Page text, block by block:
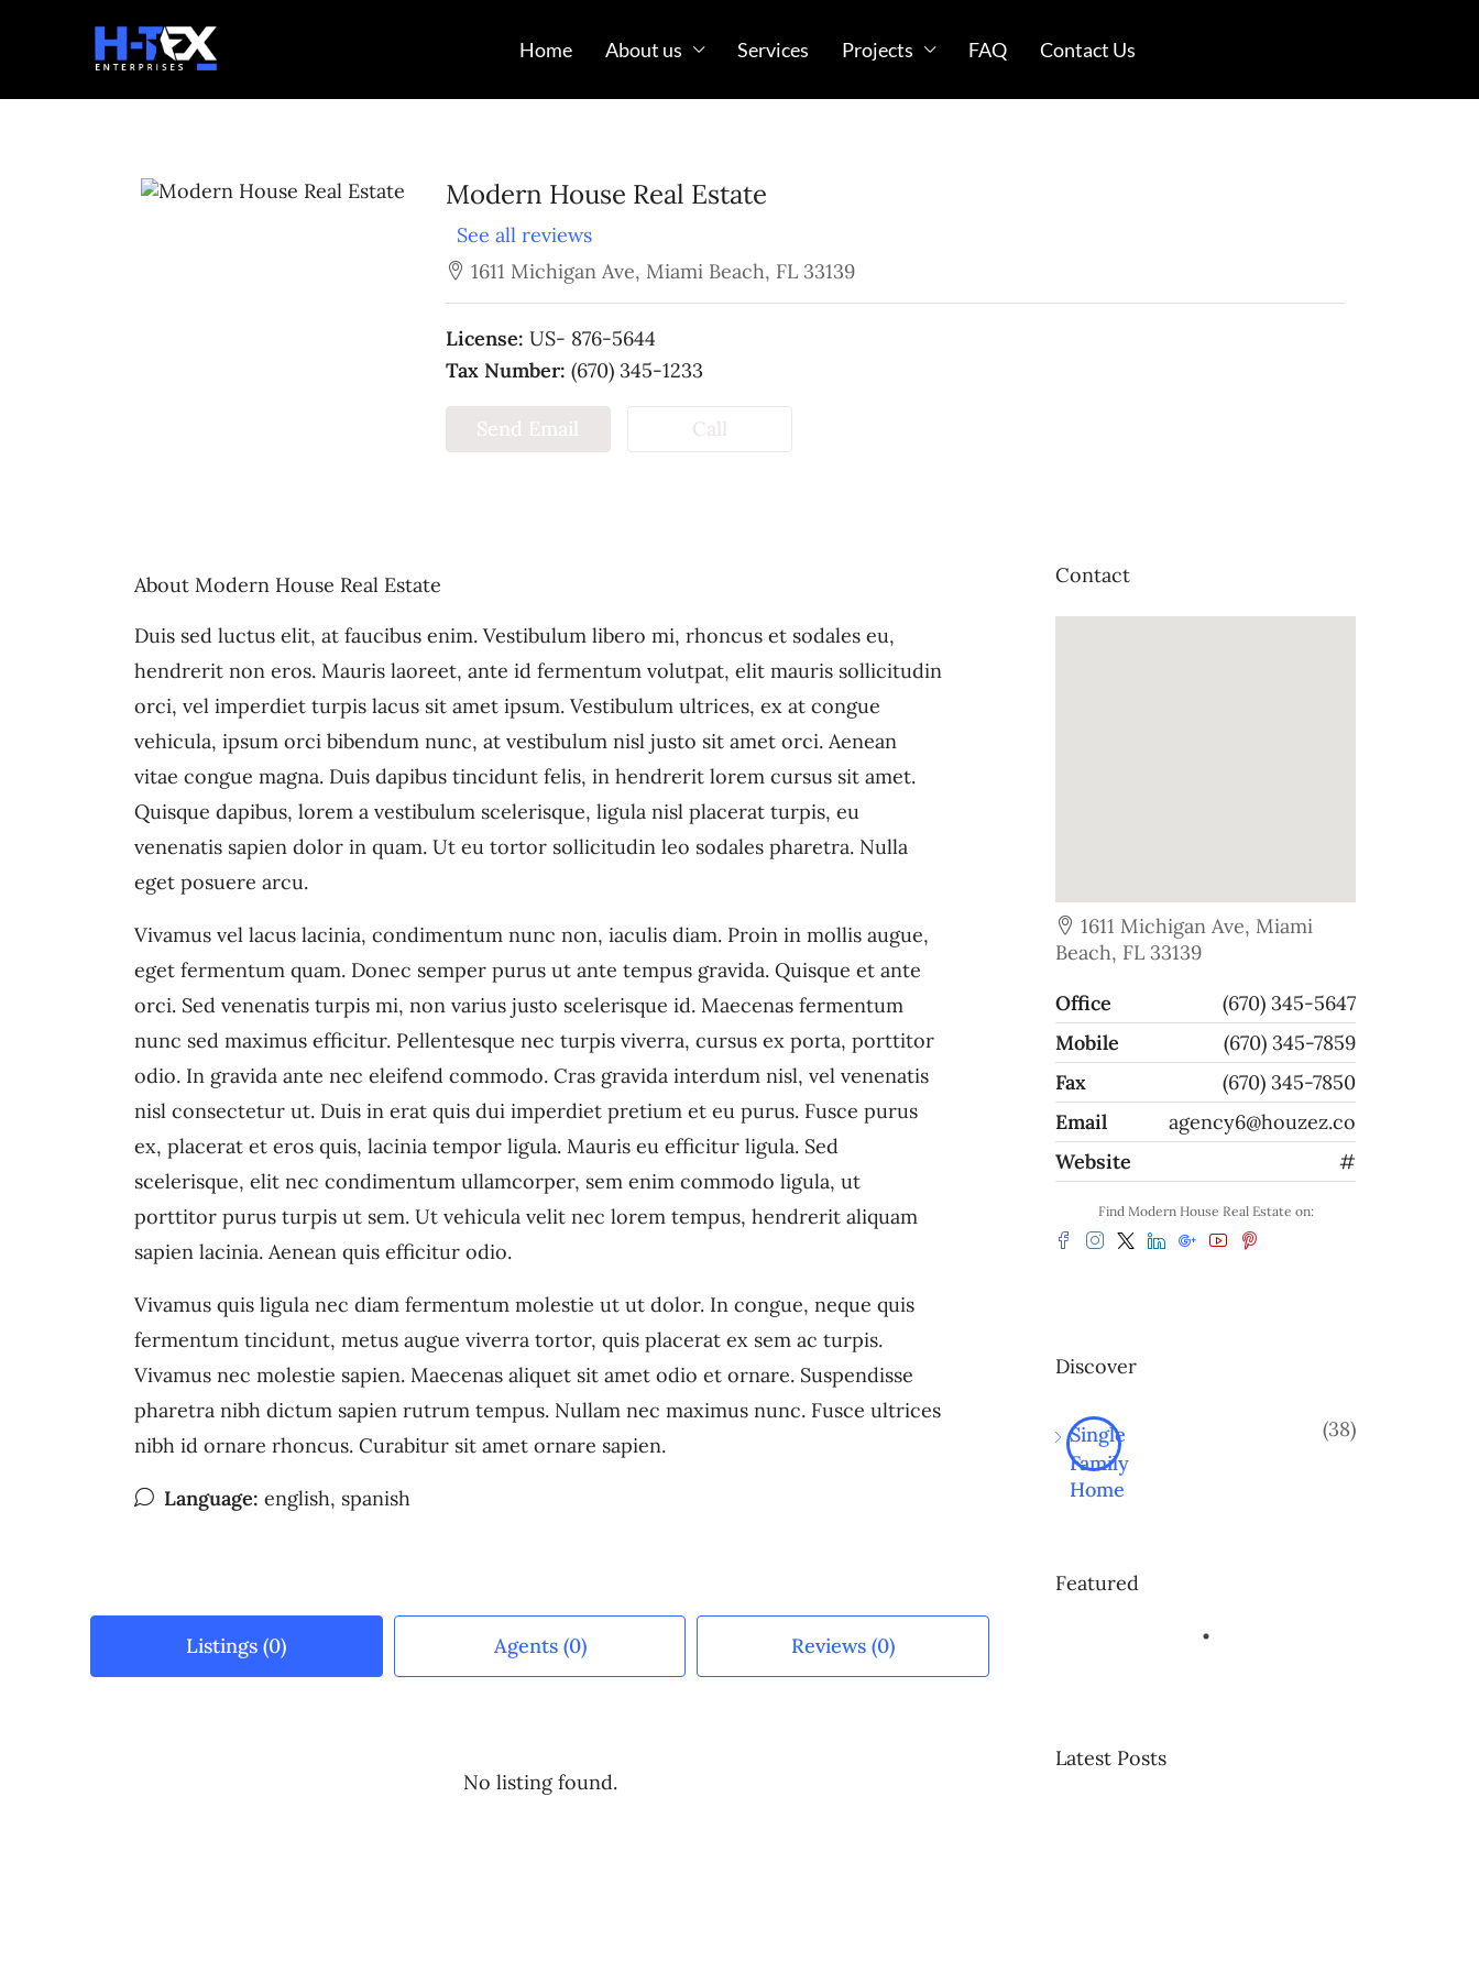
Home About us Services Projects FAQ Contact Us
Modern House Real Estate
See all reviews
1611 Michigan Ave, Miami Beach, FL 33139
License: US- 876-5644
Tax Number: (670) 345-1233
Send Email Call
About Modern House Real Estate
Duis sed luctus elit, at faucibus enim. Vestibulum libero mi, rhoncus et sodales eu,
hendrerit non eros. Mauris laoreet, ante id fermentum volutpat, elit mauris sollicitudin
orci, vel imperdiet turpis lacus sit amet ipsum. Vestibulum ultrices, ex at congue
vehicula, ipsum orci bibendum nunc, at vestibulum nisl justo sit amet orci. Aenean
vitae congue magna. Duis dapibus tincidunt felis, in hendrerit lorem cursus sit amet.
Quisque dapibus, lorem a vestibulum scelerisque, ligula nisl placerat turpis, eu
venenatis sapien dolor in quam. Ut eu tortor sollicitudin leo sodales pharetra. Nulla
eget posuere arcu.
Vivamus vel lacus lacinia, condimentum nunc non, iaculis diam. Proin in mollis augue,
eget fermentum quam. Donec semper purus ut ante tempus gravida. Quisque et ante
orci. Sed venenatis turpis mi, non varius justo scelerisque id. Maecenas fermentum
nunc sed maximus efficitur. Pellentesque nec turpis viverra, cursus ex porta, porttitor
odio. In gravida ante nec eleifend commodo. Cras gravida interdum nisl, vel venenatis
nisl consectetur ut. Duis in erat quis dui imperdiet pretium et eu purus. Fusce purus
ex, placerat et eros quis, lacinia tempor ligula. Mauris eu efficitur ligula. Sed
scelerisque, elit nec condimentum ullamcorper, sem enim commodo ligula, ut
porttitor purus turpis ut sem. Ut vehicula velit nec lorem tempus, hendrerit aliquam
sapien lacinia. Aenean quis efficitur odio.
Vivamus quis ligula nec diam fermentum molestie ut ut dolor. In congue, neque quis
fermentum tincidunt, metus augue viverra tortor, quis placerat ex sem ac turpis.
Vivamus nec molestie sapien. Maecenas aliquet sit amet odio et ornare. Suspendisse
pharetra nibh dictum sapien rutrum tempus. Nullam nec maximus nunc. Fusce ultrices
nibh id ornare rhoncus. Curabitur sit amet ornare sapien.
Language: english, spanish
Listings (0) Agents (0) Reviews (0)
No listing found.
Contact
1611 Michigan Ave, Miami
Beach, FL 33139
Office
(670) 345-5647
Mobile
(670) 345-7859
Fax
(670) 345-7850
Email
agency6@houzez.co
Website
#
Find Modern House Real Estate on:
Discover
Single
Family
Home
(38)
Featured
Latest Posts